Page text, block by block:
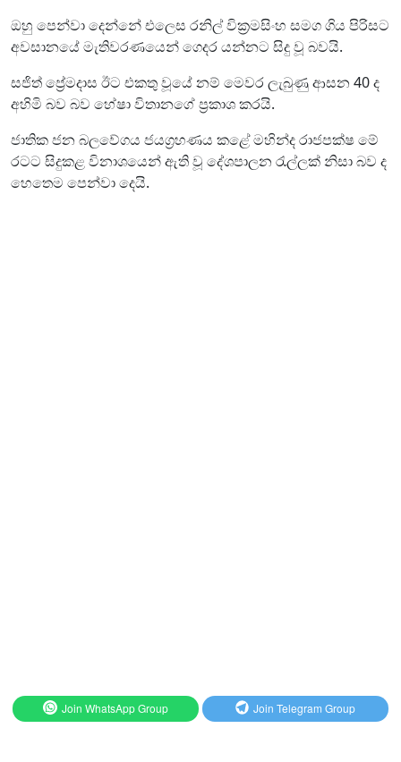
ඔහු පෙන්වා දෙන්නේ එලෙස රනිල් වික්‍රමසිංහ සමග ගිය පිරිසට
අවසානයේ මැතිවරණයෙන් ගෙදර යන්නට සිදු වූ බවයි.
සජිත් ප්‍රේමදාස ඊට එකතු වූයේ නම් මෙවර ලැබුණු ආසන 40 ද
අහිමි බව බව හේෂා විතානගේ ප්‍රකාශ කරයි.
ජාතික ජන බලවේගය ජයග්‍රහණය කළේ මහින්ද රාජපක්ෂ මේ
රටට සිදුකළ විනාශයෙන් ඇති වූ දේශපාලන රැල්ලක් නිසා බව ද
හෙතෙම පෙන්වා දෙයි.
Join WhatsApp Group Join Telegram Group